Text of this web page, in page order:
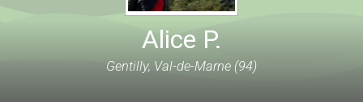
Alice P.
Gentilly, Val-de-Marne (94)